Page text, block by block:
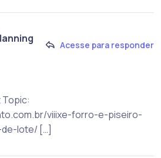
Acesse para responder
viiixe-forro-e-piseiro-
lote/ […]